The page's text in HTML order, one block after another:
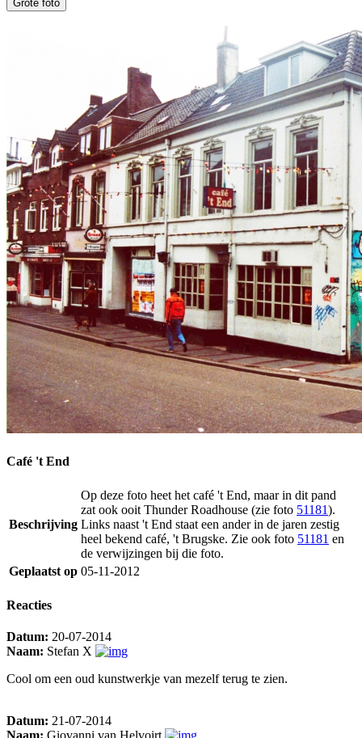
Café 't End
Beschrijving
Op deze foto heet het café 't End, maar in dit pand
zat ook ooit Thunder Roadhouse (zie foto 51181).
Links naast 't End staat een ander in de jaren zestig
heel bekend café, 't Brugske. Zie ook foto 51181 en
de verwijzingen bij die foto.
Geplaatst op 05-11-2012
Reacties
Datum: 20-07-2014
Naam: Stefan X
Cool om een oud kunstwerkje van mezelf terug te zien.
Datum: 21-07-2014